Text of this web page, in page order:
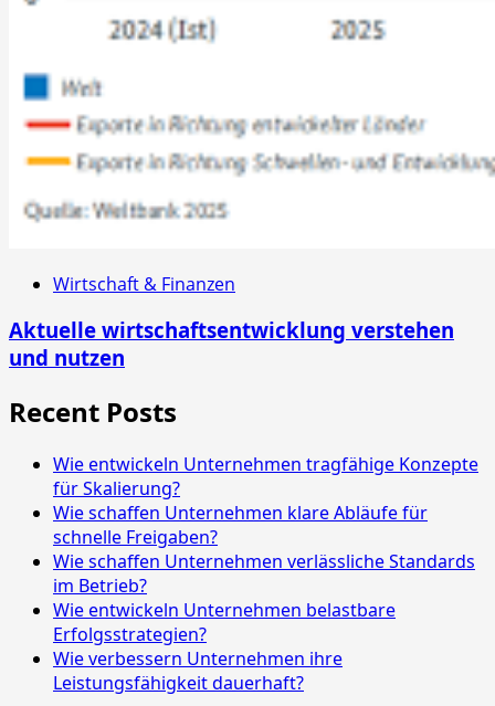
Wirtschaft & Finanzen
Aktuelle wirtschaftsentwicklung verstehen
und nutzen
Recent Posts
Wie entwickeln Unternehmen tragfähige Konzepte
für Skalierung?
Wie schaffen Unternehmen klare Abläufe für
schnelle Freigaben?
Wie schaffen Unternehmen verlässliche Standards
im Betrieb?
Wie entwickeln Unternehmen belastbare
Erfolgsstrategien?
Wie verbessern Unternehmen ihre
Leistungsfähigkeit dauerhaft?